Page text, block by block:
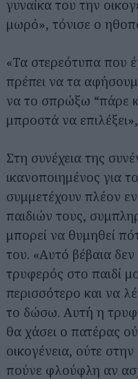
γυναίκα του την
μωρό», τόνισε ο
«Τα στερεότυπα που
πρέπει να τα
να το σπρώξω “πάρε
μπροστά να
Στη συνέχεια της
ικανοποιημένος για
συμμετέχουν πλέον
παιδιών τους,
μπορεί να θυμηθεί
του. «Αυτό βέβαια
τρυφερός στο παιδί
περισσότερο και να
το δώσω. Αυτή η
θα χάσει ο πατέρας
οικογένεια, ούτε
πούνε φλούφλη αν